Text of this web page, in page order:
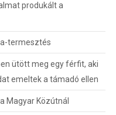
produkált a
termesztés
ütött meg egy férfit, aki
emeltek a támadó ellen
Magyar Közútnál